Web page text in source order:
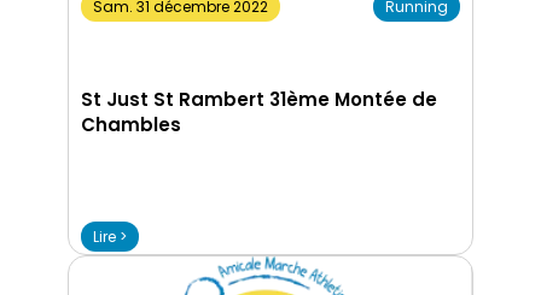
Sam. 31 décembre 2022 Running
St Just St Rambert 31ème Montée de
Chambles
Lire >